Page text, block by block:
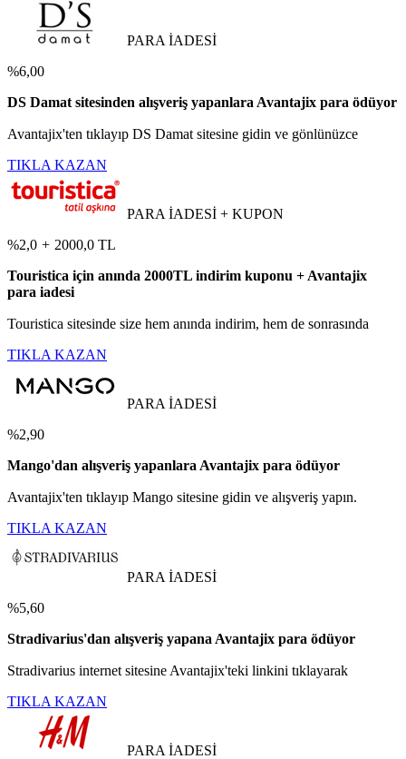
PARA İADESİ
%6,00
DS Damat sitesinden alışveriş yapanlara Avantajix para ödüyor
Avantajix'ten tıklayıp DS Damat sitesine gidin ve gönlünüzce
TIKLA KAZAN
PARA İADESİ + KUPON
%2,0 + 2000,0 TL
Touristica için anında 2000TL indirim kuponu + Avantajix
para iadesi
Touristica sitesinde size hem anında indirim, hem de sonrasında
TIKLA KAZAN
PARA İADESİ
%2,90
Mango'dan alışveriş yapanlara Avantajix para ödüyor
Avantajix'ten tıklayıp Mango sitesine gidin ve alışveriş yapın.
TIKLA KAZAN
PARA İADESİ
%5,60
Stradivarius'dan alışveriş yapana Avantajix para ödüyor
Stradivarius internet sitesine Avantajix'teki linkini tıklayarak
TIKLA KAZAN
PARA İADESİ